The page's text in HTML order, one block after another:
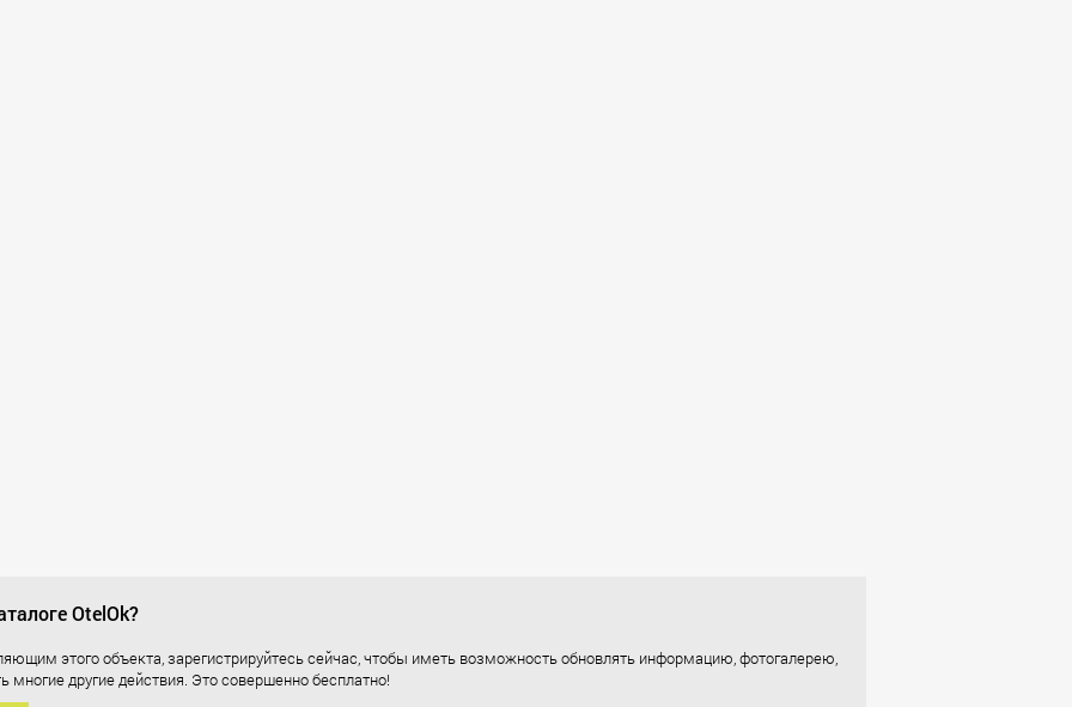
OtelOk?
этого объекта, зарегистрируйтесь сейчас, чтобы иметь возможность обновлять информацию, фотогалерею,
другие действия. Это совершенно бесплатно!